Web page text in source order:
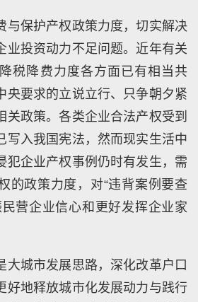
与保护产权政策力度，切实解决
业投资动力不足问题。近年有关
税降费力度各方面已有相当共
央要求的立说立行、只争朝夕紧
关政策。各类企业合法产权受到
写入我国宪法，然而现实生活中
犯企业产权事例仍时有发生，需
的政策力度，对“违背案例要查
营企业信心和更好发挥企业家
大城市发展思路，深化改革户口
好地释放城市化发展动力与践行